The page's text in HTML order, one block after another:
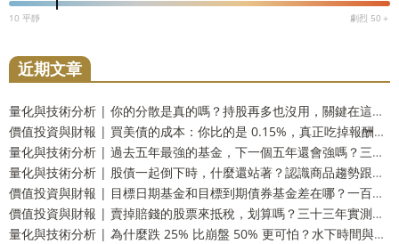
10 平靜 劇烈 50＋
近期文章
量化與技術分析 | 你的分散是真的嗎？持股再多也沒用，關鍵在這個被忽略的數字
價值投資與財報 | 買美債的成本：你比的是 0.15%，真正吃掉報酬的可能是那 1.5%
量化與技術分析 | 過去五年最強的基金，下一個五年還會強嗎？三十三年實測：留在前段和掉到墊底的機率一樣高
量化與技術分析 | 股債一起倒下時，什麼還站著？認識商品趨勢跟蹤這個防禦資產
價值投資與財報 | 目標日期基金和目標到期債券基金差在哪？一百五十四年實測：到期還你的是票面，不是購買力
價值投資與財報 | 賣掉賠錢的股票來抵稅，划算嗎？三十三年實測：財富只多 2.9%，而台灣人這一步用不上
量化與技術分析 | 為什麼跌 25% 比崩盤 50% 更可怕？水下時間與潰瘍指數，風險的另一個量法